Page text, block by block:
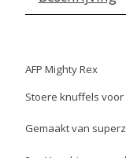
AFP Mighty Rex
Stoere knuffels
Gemaakt van